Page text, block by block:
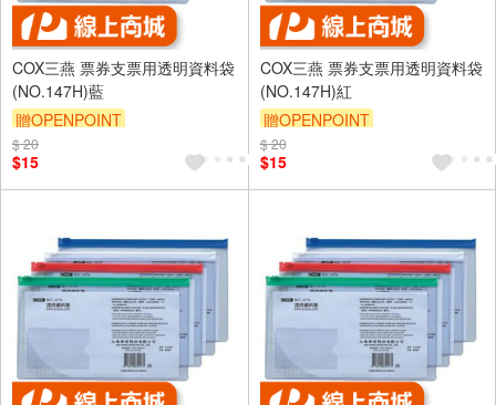
COX三燕 票券支票用透明資料袋
(NO.147H)藍
贈OPENPOINT
$ 20
$15
COX三燕 票券支票用透明資料袋
(NO.147H)紅
贈OPENPOINT
$ 20
$15